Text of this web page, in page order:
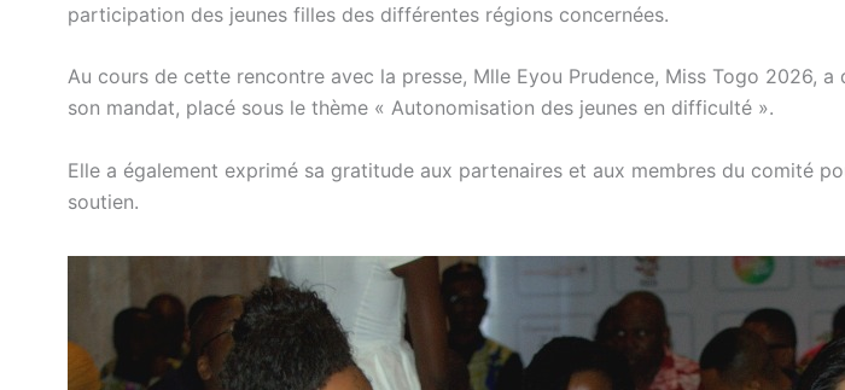
participation des jeunes filles des différentes régions concernées.
Au cours de cette rencontre avec la presse, Mlle Eyou Prudence, Miss Togo 2026,
son mandat, placé sous le thème « Autonomisation des jeunes en difficulté ».
Elle a également exprimé sa gratitude aux partenaires et aux membres du comité
soutien.